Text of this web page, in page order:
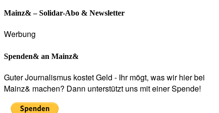
Mainz& – Solidar-Abo & Newsletter
Werbung
Spenden& an Mainz&
Guter Journalismus kostet Geld - Ihr mögt, was wir hier bei
Mainz& machen? Dann unterstützt uns mit einer Spende!